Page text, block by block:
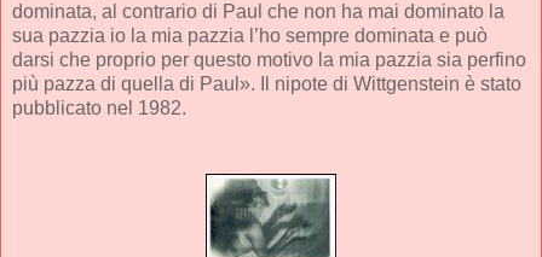
dominata, al contrario di Paul che non ha mai dominato la
sua pazzia io la mia pazzia l’ho sempre dominata e può
darsi che proprio per questo motivo la mia pazzia sia perfino
più pazza di quella di Paul». Il nipote di Wittgenstein è stato
pubblicato nel 1982.